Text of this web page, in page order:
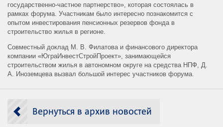
государственно-частное партнерство», которая состоялась в
рамках форума. Участникам было интересно познакомится с
опытом инвестирования пенсионных резервов фонда в
строительство жилья в регионе.
Совместный доклад М. В. Филатова и финансового директора
компании «ЮграИнвестСтройПроект», занимающейся
строительством жилья в автономном округе на средства НПФ, Д.
А. Иноземцева вызвал большой интерес участников форума.
Вернуться в архив новостей